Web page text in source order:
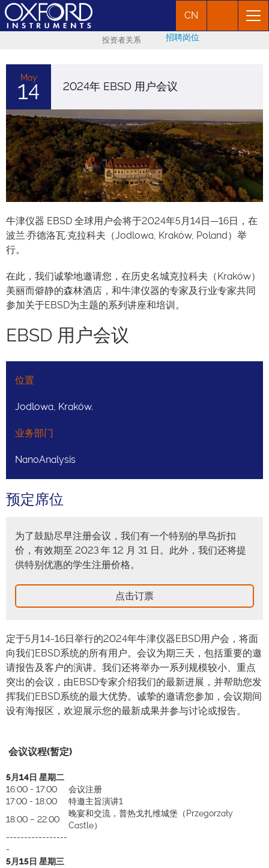
CN
投资者关系 招聘岗位
May
14 2024年 EBSD 用户会议
牛津仪器 EBSD 全球用户会将于2024年5月14日—16日，在
波兰·乔德洛瓦·克拉科夫（Jodlowa, Kraków, Poland）举
行。
在此，我们诚挚地邀请您，在历史名城克拉科夫（Kraków）
美丽而僻静的森林酒店，和牛津仪器的专家及行业专家共同
参加关于EBSD为主题的系列讲座和培训。
EBSD 用户会议
位置
Jodlowa, Kraków.
业务部门
NanoAnalysis
预定席位
为了鼓励尽早注册会议，我们有一个特别的早鸟折扣
价，有效期至 2023 年 12 月 31 日。此外，我们还将提
供特别优惠的学生注册价格。
点击订票
定于5月14-16日举行的2024年牛津仪器EBSD用户会，将面
向我们EBSD系统的所有用户。会议为期三天，包括重要的邀
请报告及客户的演讲。我们还将举办一系列规模较小、重点
突出的会议，由EBSD专家介绍我们的最新进展，并帮助您发
挥我们EBSD系统的最大优势。诚挚的邀请您参加，会议期间
设有海报区，欢迎展示您的最新成果并参与讨论或报告。
会议议程(暂定)
5月14日 星期二
16:00 - 17:00
会议注册
17:00 - 18:00
特邀主旨演讲1
18:00 – 22:00
晚宴和交流，普热戈扎维城堡（Przegorzały
Castle）
-----------------
-
5月15日 星期三